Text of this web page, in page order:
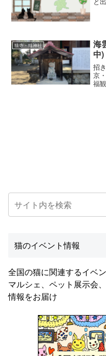
猫寺・猫神社
海
中)
招
京
福
猫のイベント情報
全国の猫に関連するイベ
マルシェ、ペット展示会
情報をお届け